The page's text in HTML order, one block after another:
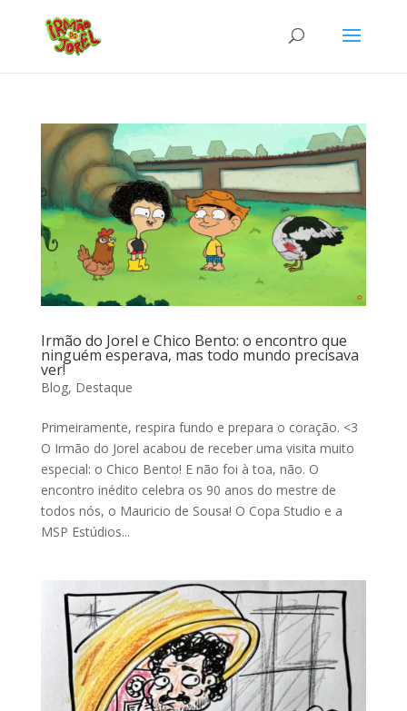
Irmão do Jorel e Chico Bento: o encontro que
ninguém esperava, mas todo mundo precisava
ver!
Blog, Destaque
Primeiramente, respira fundo e prepara o coração. <3
O Irmão do Jorel acabou de receber uma visita muito
especial: o Chico Bento! E não foi à toa, não. O
encontro inédito celebra os 90 anos do mestre de
todos nós, o Mauricio de Sousa! O Copa Studio e a
MSP Estúdios...